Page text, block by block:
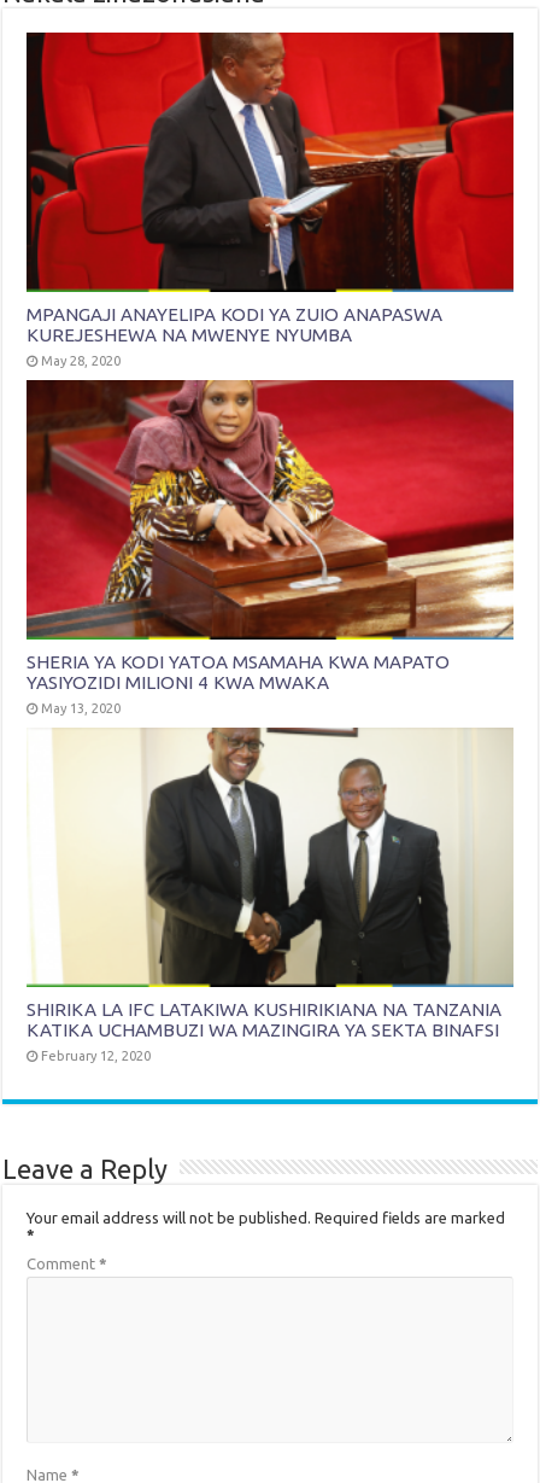
MPANGAJI ANAYELIPA KODI YA ZUIO ANAPASWA
KUREJESHEWA NA MWENYE NYUMBA
May 28, 2020
SHERIA YA KODI YATOA MSAMAHA KWA MAPATO
YASIYOZIDI MILIONI 4 KWA MWAKA
May 13, 2020
SHIRIKA LA IFC LATAKIWA KUSHIRIKIANA NA TANZANIA
KATIKA UCHAMBUZI WA MAZINGIRA YA SEKTA BINAFSI
February 12, 2020
Leave a Reply
Your email address will not be published. Required fields are marked
*
Comment*
Name*